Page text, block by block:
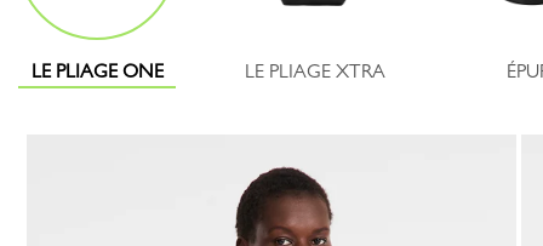
LE PLIAGE ONE LE PLIAGE XTRA